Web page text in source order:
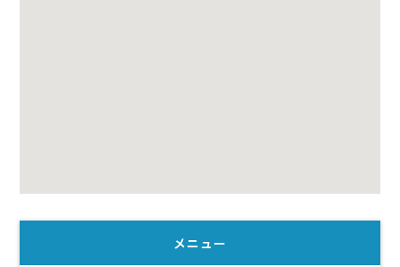
メニュー